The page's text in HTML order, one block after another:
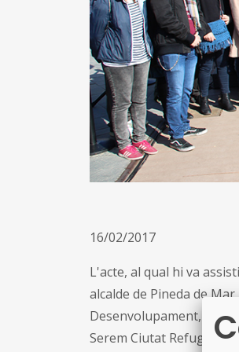
16/02/2017
L'acte, al qual hi va
alcalde de Pineda de
Desenvolupament, i es
Serem Ciutat Refugi',